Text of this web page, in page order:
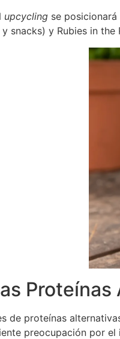
upcycling se
snacks) y Rubies in
de proteínas
preocupación por